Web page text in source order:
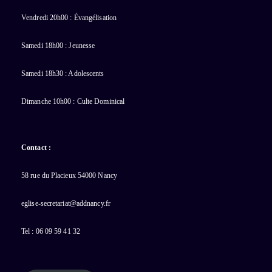
Vendredi 20h00 : Évangélisation
Samedi 18h00 : Jeunesse
Samedi 18h30 : Adolescents
Dimanche 10h00 : Culte Dominical
Contact :
58 rue du Placieux 54000 Nancy
eglise-secretariat@addnancy.fr
Tel : 06 09 59 41 32